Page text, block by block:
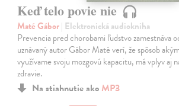
Keď telo povie nie
Maté Gábor| Elektronická audiokniha
Prevencia pred chorobami ľudstvo zamestnáva
uznávaný autor Gábor Maté verí, že spôsob
využívame svoju mozgovú kapacitu, má vplyv aj
zdravie.
Na stiahnutie ako MP3